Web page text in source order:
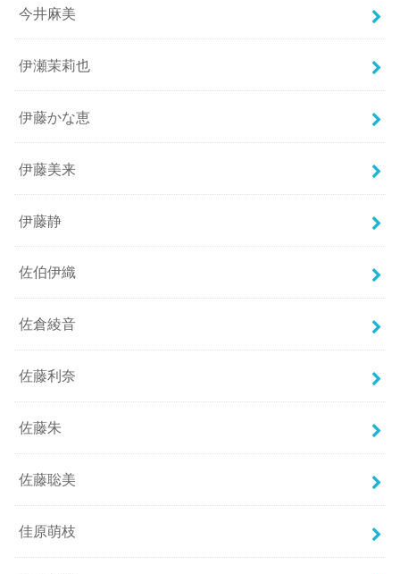
今井麻美
伊瀬茉莉也
伊藤かな恵
伊藤美来
伊藤静
佐伯伊織
佐倉綾音
佐藤利奈
佐藤朱
佐藤聡美
佳原萌枝